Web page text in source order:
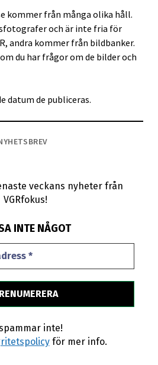
kommer från många olika håll.
och är inte fria för
andra kommer från bildbanker.
du har frågor om de bilder och
datum de publiceras.
veckans nyheter från
VGRfokus!
INTE NÅGOT
inte!
för mer info.